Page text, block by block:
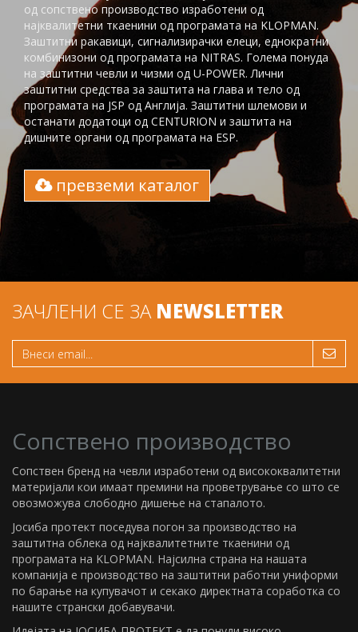
од сопствено производство изработени од
најквалитетни ткаенини од програмата на KLOPMAN.
Заштитни ракавици, сигнализирачки елеци, еднократни
комбинизони од програмата на NITRAS. Голема понуда
на заштитни чевли и чизми од U-POWER. Лични
заштитни средства за заштита на глaва и тело од
програмата на JSP од Англија. Заштитни шлемови и
останати додатоци од CENTURION и заштита на
дишните органи од програмата на ESP.
превземи каталог
ЗАЧЛЕНИ СЕ ЗА NEWSLETTER
Сопствено производство
Сопствен бренд на чевли изработени од висококвалитетни
материјали кои имаат премини на проветрување со што се
овозможува слободно дишење на стапалото.
Јосиба протект поседува погон за производство на
заштитна облека од најквалитетните ткаенини од
програмата на KLOPMAN. Најсилна страна на нашата
компанија е производство на заштитни работни униформи
по барање на купувачот и секако директната соработка со
нашите странски добавувачи.